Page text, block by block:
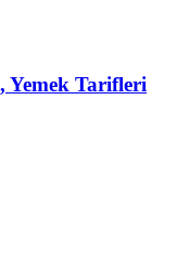
Yemek Tarifleri